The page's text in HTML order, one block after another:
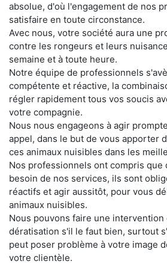
absolue, d'où l'engagement de nos
satisfaire en toute circonstance.
Avec nous, votre société aura une
contre les rongeurs et leurs
semaine et à toute heure.
Notre équipe de professionnels
compétente et réactive, la
régler rapidement tous vos soucis
votre compagnie.
Nous nous engageons à agir
appel, dans le but de vous apporter
ces animaux nuisibles dans les
Nos professionnels ont compris que
besoin de nos services, ils sont
réactifs et agir aussitôt, pour vous
animaux nuisibles.
Nous pouvons faire une
dératisation s'il le faut bien, surtout
peut poser problème à votre image
votre clientèle.